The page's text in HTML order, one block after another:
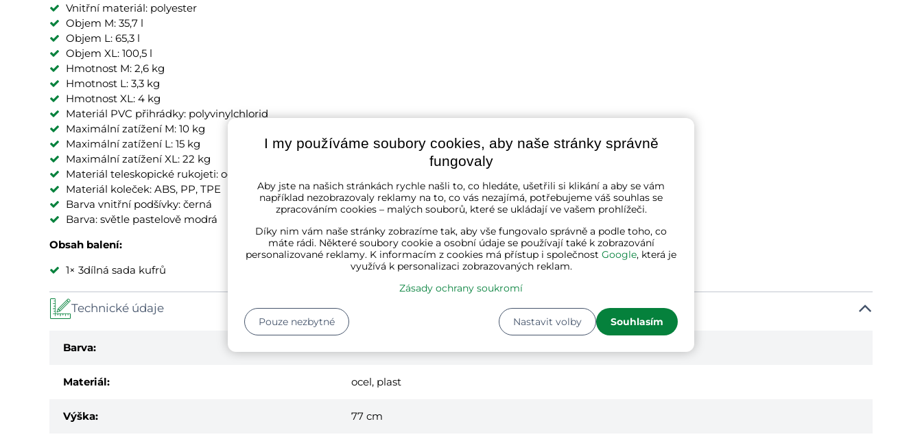
Vnitřní materiál: polyester
Objem M: 35,7 l
Objem L: 65,3 l
Objem XL: 100,5 l
Hmotnost M: 2,6 kg
Hmotnost L: 3,3 kg
Hmotnost XL: 4 kg
Materiál PVC přihrádky: polyvinylchlorid
Maximální zatížení M: 10 kg
Maximální zatížení L: 15 kg
Maximální zatížení XL: 22 kg
Materiál teleskopické rukojeti: ocel
Materiál koleček: ABS, PP, TPE
Barva vnitřní podšívky: černá
Barva: světle pastelově modrá
Obsah balení:
1× 3dílná sada kufrů
Technické údaje
Barva:
Materiál: ocel, plast
Výška: 77 cm
I my používáme soubory cookies, aby naše stránky správně
fungovaly
Aby jste na našich stránkách rychle našli to, co hledáte, ušetřili si klikání a aby se vám
například nezobrazovaly reklamy na to, co vás nezajímá, potřebujeme váš souhlas se
zpracováním cookies – malých souborů, které se ukládají ve vašem prohlížeči.
Díky nim vám naše stránky zobrazíme tak, aby vše fungovalo správně a podle toho, co
máte rádi. Některé soubory cookie a osobní údaje se používají také k zobrazování
personalizované reklamy. K informacím z cookies má přístup i společnost Google, která je
využívá k personalizaci zobrazovaných reklam.
Zásady ochrany soukromí
Nastavit volby Souhlasím
Pouze nezbytné